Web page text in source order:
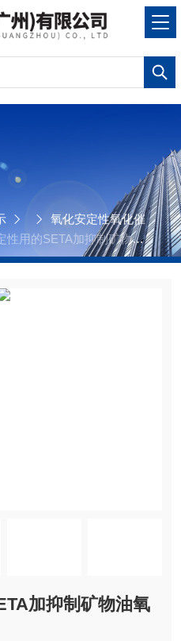
氧化安定性氧化催
性用的SETA加抑制矿物油
加抑制矿物油氧